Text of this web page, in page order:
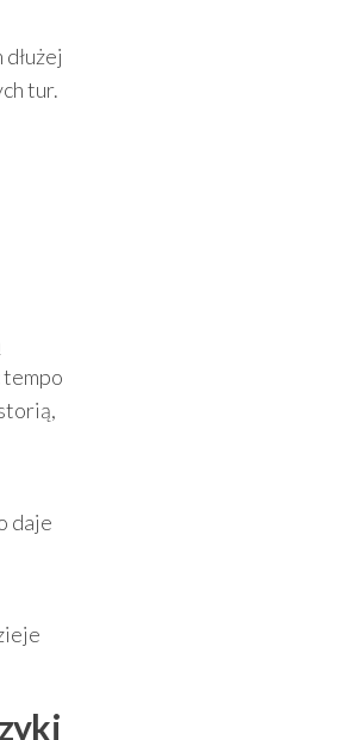
tur.
tempo
daje